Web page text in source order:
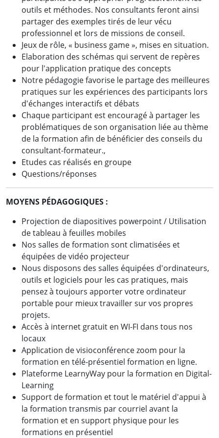
outils et méthodes. Nos consultants feront ainsi
partager des exemples tirés de leur vécu
professionnel et lors de missions de conseil.
Jeux de rôle, « business game », mises en situation.
Elaboration des schémas qui servent de repères
pour l'application pratique des concepts
Notre pédagogie favorise le partage des meilleures
pratiques sur les expériences des participants lors
d'échanges interactifs et débats
Chaque participant est encouragé à partager les
problématiques de son organisation liée au thème
de la formation afin de bénéficier des conseils du
consultant-formateur.,
Etudes cas réalisés en groupe
Questions/réponses
MOYENS PÉDAGOGIQUES :
Projection de diapositives powerpoint / Utilisation
de tableau à feuilles mobiles
Nos salles de formation sont climatisées et
équipées de vidéo projecteur
Nous disposons des salles équipées d'ordinateurs,
outils et logiciels pour les cas pratiques, mais
pensez à toujours apporter votre ordinateur
portable pour mieux travailler sur vos propres
projets.
Accès à internet gratuit en WI-FI dans tous nos
locaux
Application de visioconférence zoom pour la
formation en télé-présentiel formation en ligne.
Plateforme LearnyWay pour la formation en Digital-
Learning
Support de formation et tout le matériel d'appui à
la formation transmis par courriel avant la
formation et en support physique pour les
formations en présentiel